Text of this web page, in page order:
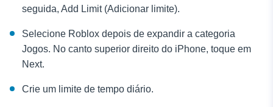
seguida, Add Limit (Adicionar limite).
Selecione Roblox depois de expandir a categoria
Jogos. No canto superior direito do iPhone, toque em
Next.
Crie um limite de tempo diário.